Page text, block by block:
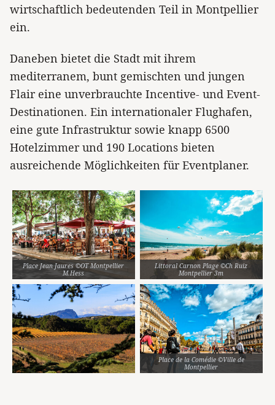
wirtschaftlich bedeutenden Teil in Montpellier
ein.
Daneben bietet die Stadt mit ihrem
mediterranem, bunt gemischten und jungen
Flair eine unverbrauchte Incentive- und Event-
Destinationen. Ein internationaler Flughafen,
eine gute Infrastruktur sowie knapp 6500
Hotelzimmer und 190 Locations bieten
ausreichende Möglichkeiten für Eventplaner.
Place Jean Jaures ©OT Montpellier
M.Hess
Littoral Carnon Plage ©Ch Ruiz
Montpellier 3m
Place de la Comédie ©Ville de
Montpellier